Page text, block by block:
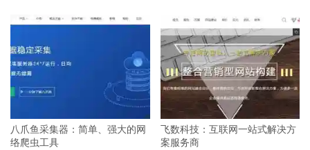
八爪鱼采集器：简单、强大的网
络爬虫工具
飞数科技：互联网一站式解决方
案服务商